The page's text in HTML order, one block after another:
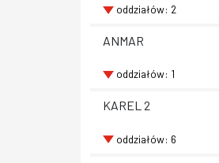
oddziałów: 2
ANMAR
oddziałów: 1
KAREL 2
oddziałów: 6